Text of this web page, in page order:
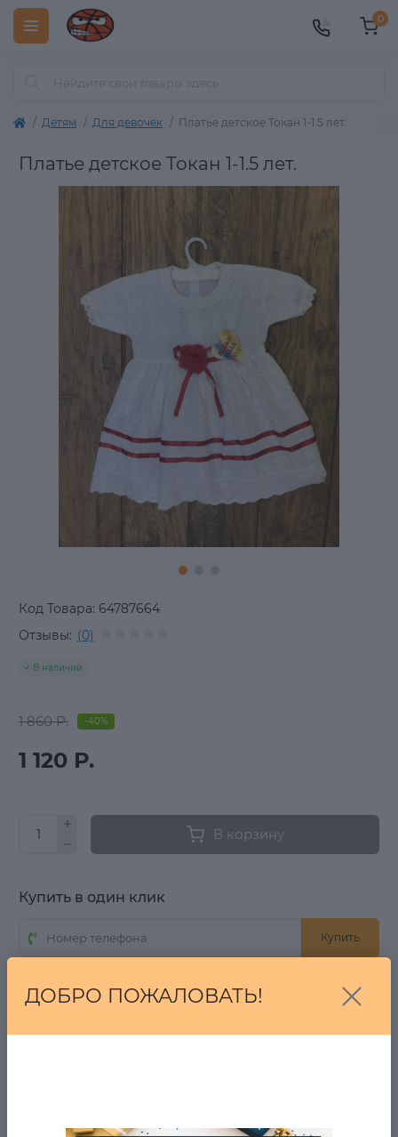
0
Детям Для девочек Платье детское Токан 1-1.5 лет.
Платье детское Токан 1-1.5 лет.
Код Товара: 64787664
Отзывы: (0)
В наличии
1 860 Р. -40%
1 120 Р.
В корзину
Купить в один клик
Купить
ДОБРО ПОЖАЛОВАТЬ!